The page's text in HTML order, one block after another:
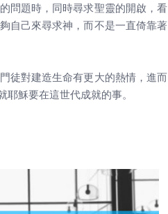
問題時，同時尋求聖靈的開啟，看
自己來尋求神，而不是一直倚靠著
徒對建造生命有更大的熱情，進而
穌要在這世代成就的事。